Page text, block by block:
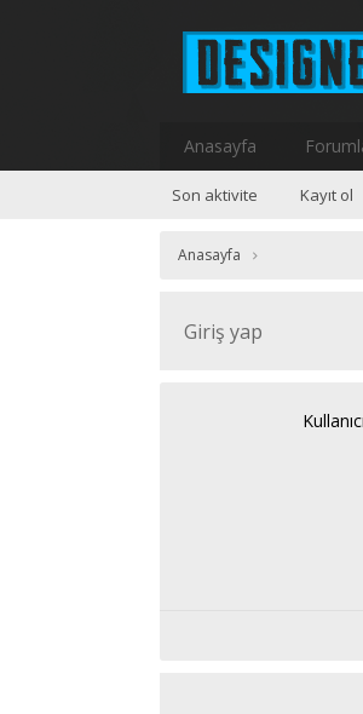
Anasayfa
Son aktivite Kayıt ol
Anasayfa
Giriş yap